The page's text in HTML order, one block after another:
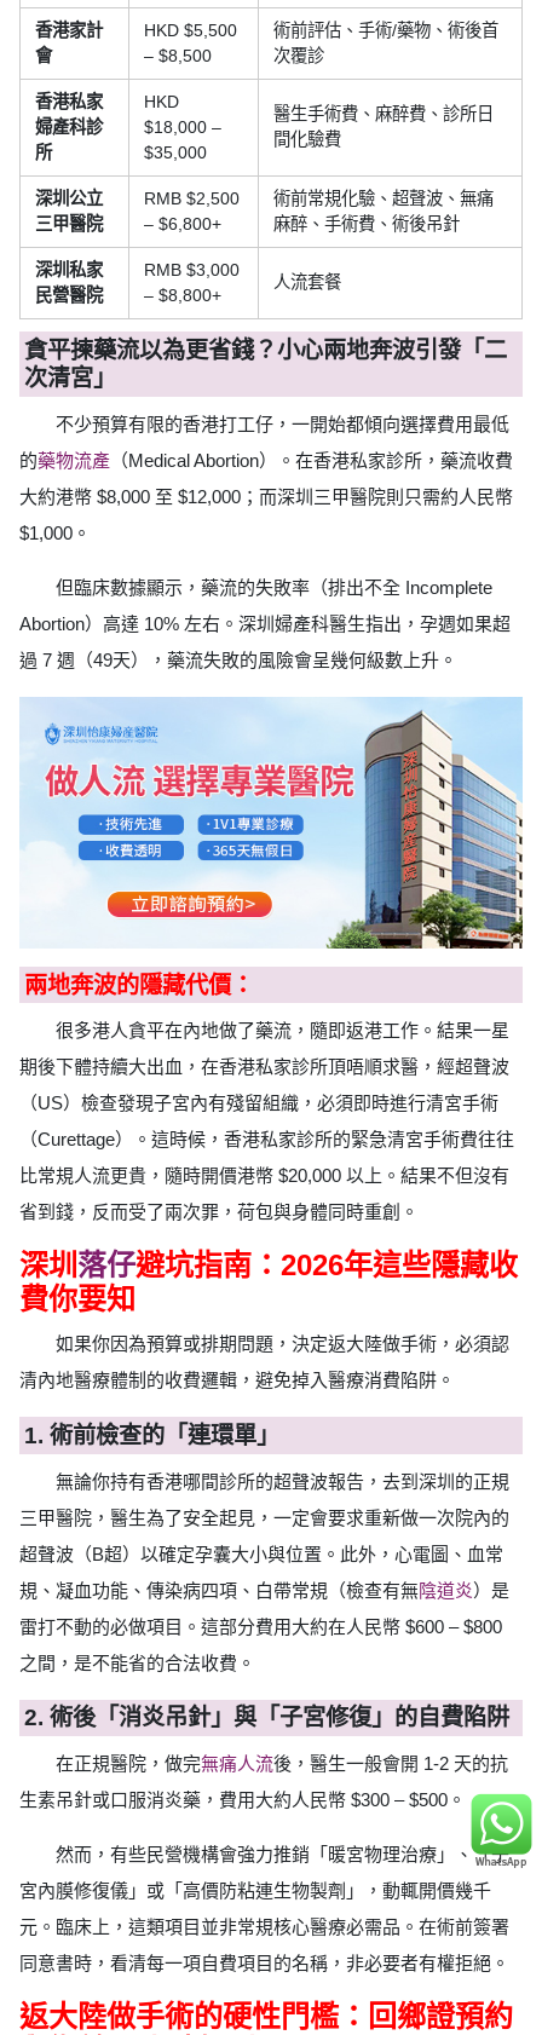
香港家計
會
HKD $5,500
– $8,500
術前評估、手術/藥物、術後首
次覆診
香港私家
婦產科診
所
HKD
$18,000 –
$35,000
醫生手術費、麻醉費、診所日
間化驗費
深圳公立
三甲醫院
RMB $2,500
– $6,800+
術前常規化驗、超聲波、無痛
麻醉、手術費、術後吊針
深圳私家
民營醫院
RMB $3,000
– $8,800+
人流套餐
貪平揀藥流以為更省錢？小心兩地奔波引發「二
次清宮」
不少預算有限的香港打工仔，一開始都傾向選擇費用最低
的藥物流產 （Medical Abortion）。在香港私家診所，藥流收費
大約港幣 $8,000 至 $12,000；而深圳三甲醫院則只需約人民幣
$1,000。
但臨床數據顯示，藥流的失敗率（排出不全 Incomplete
Abortion）高達 10% 左右。深圳婦產科醫生指出，孕週如果超
過 7 週（49天），藥流失敗的風險會呈幾何級數上升。
兩地奔波的隱藏代價：
很多港人貪平在內地做了藥流，隨即返港工作。結果一星
期後下體持續大出血，在香港私家診所頂唔順求醫，經超聲波
（US）檢查發現子宮內有殘留組織，必須即時進行清宮手術
（Curettage）。這時候，香港私家診所的緊急清宮手術費往往
比常規人流更貴，隨時開價港幣 $20,000 以上。結果不但沒有
省到錢，反而受了兩次罪，荷包與身體同時重創。
深圳 落仔避坑指南：2026年這些隱藏收
費你要知
如果你因為預算或排期問題，決定返大陸做手術，必須認
清內地醫療體制的收費邏輯，避免掉入醫療消費陷阱。
1. 術前檢查的「連環單」
無論你持有香港哪間診所的超聲波報告，去到深圳的正規
三甲醫院，醫生為了安全起見，一定會要求重新做一次院內的
超聲波（B超）以確定孕囊大小與位置。此外，心電圖、血常
規、凝血功能、傳染病四項、白帶常規（檢查有無陰道炎）是
雷打不動的必做項目。這部分費用大約在人民幣 $600 – $800
之間，是不能省的合法收費。
2. 術後「消炎吊針」與「子宮修復」的自費陷阱
在正規醫院，做完無痛人流後，醫生一般會開 1-2 天的抗
生素吊針或口服消炎藥，費用大約人民幣 $300 – $500。
然而，有些民營機構會強力推銷「暖宮物理治療」、「子
宮內膜修復儀」或「高價防粘連生物製劑」，動輒開價幾千
元。臨床上，這類項目並非常規核心醫療必需品。在術前簽署
同意書時，看清每一項自費項目的名稱，非必要者有權拒絕。
返大陸做手術的硬性門檻：回鄉證預約